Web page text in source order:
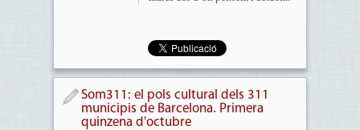
Som311: el pols cultural dels 311
municipis de Barcelona. Primera
quinzena d'octubre